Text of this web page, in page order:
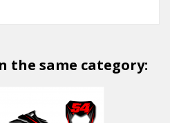
the same category: